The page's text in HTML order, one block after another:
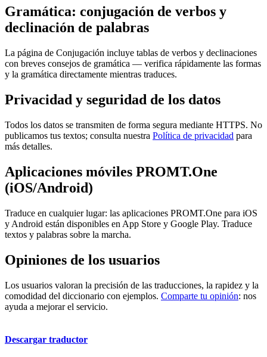
Gramática: conjugación de verbos y
declinación de palabras
La página de Conjugación incluye tablas de verbos y declinaciones
con breves consejos de gramática — verifica rápidamente las formas
y la gramática directamente mientras traduces.
Privacidad y seguridad de los datos
Todos los datos se transmiten de forma segura mediante HTTPS. No
publicamos tus textos; consulta nuestra Política de privacidad para
más detalles.
Aplicaciones móviles PROMT.One
(iOS/Android)
Traduce en cualquier lugar: las aplicaciones PROMT.One para iOS
y Android están disponibles en App Store y Google Play. Traduce
textos y palabras sobre la marcha.
Opiniones de los usuarios
Los usuarios valoran la precisión de las traducciones, la rapidez y la
comodidad del diccionario con ejemplos. Comparte tu opinión: nos
ayuda a mejorar el servicio.
Descargar traductor